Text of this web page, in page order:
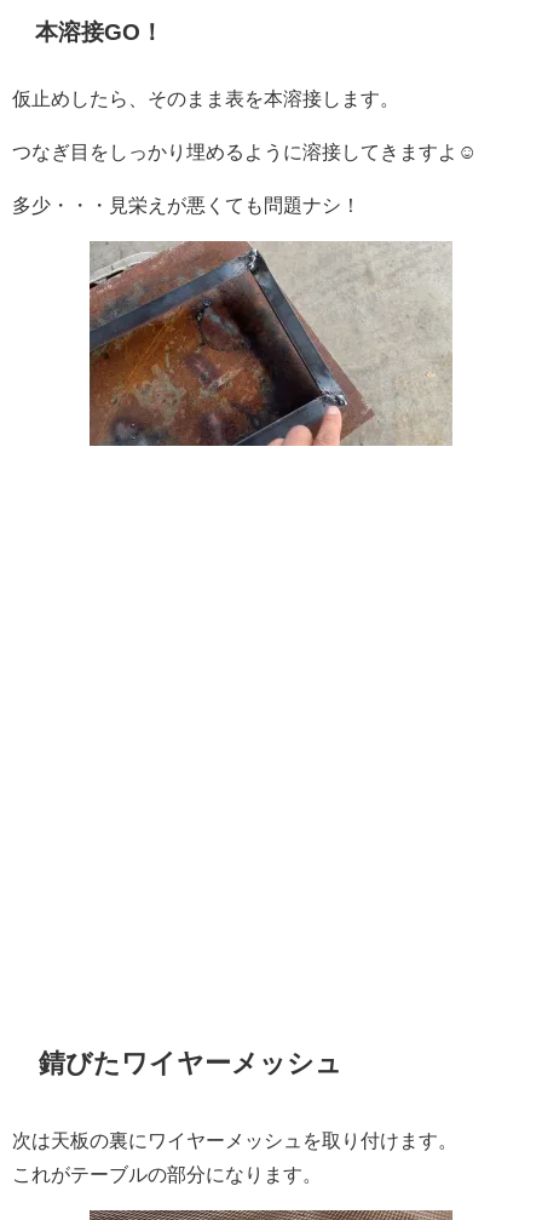
本溶接GO！
仮止めしたら、そのまま表を本溶接します。
つなぎ目をしっかり埋めるように溶接してきますよ☺
多少・・・見栄えが悪くても問題ナシ！
錆びたワイヤーメッシュ
次は天板の裏にワイヤーメッシュを取り付けます。
これがテーブルの部分になります。